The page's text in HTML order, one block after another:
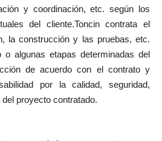
y coordinación, etc. según los
del cliente.Toncin contrata el
la construcción y las pruebas, etc.
o algunas etapas determinadas del
de acuerdo con el contrato y
por la calidad, seguridad,
proyecto contratado.